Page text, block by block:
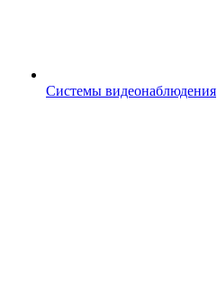
Системы видеонаблюдения